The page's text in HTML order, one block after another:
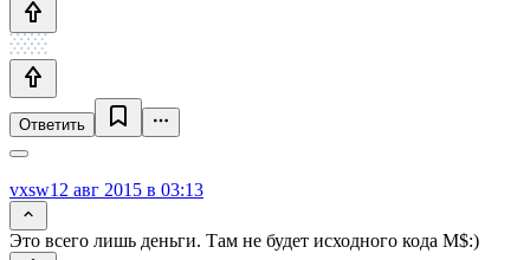
Ответить
vxsw12 авг 2015 в 03:13
Это всего лишь деньги. Там не будет исходного кода M$:)